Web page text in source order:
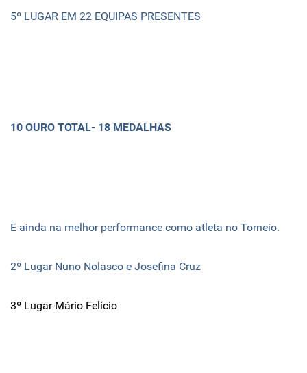
5º LUGAR EM 22 EQUIPAS PRESENTES
10 OURO TOTAL- 18 MEDALHAS
E ainda na melhor performance como atleta no Torneio.
2º Lugar Nuno Nolasco e Josefina Cruz
3º Lugar Mário Felício